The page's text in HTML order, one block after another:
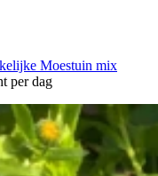
Moestuin mix
per dag